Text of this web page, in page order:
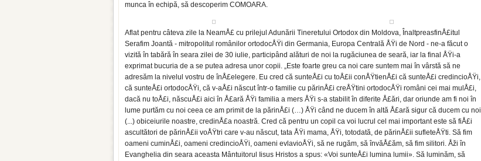
munca în echipă, să descoperim COMOARA.
Aflat pentru câteva zile la NeamÅ£ cu prilejul Adunării Tineretului Ortodox din Moldova, ÎnaltpreasfinÅ£itul
Serafim Joantă - mitropolitul românilor ortodocÅŸi din Germania, Europa Centrală ÅŸi de Nord - ne-a făcut o
vizită în tabără în seara zilei de 30 iulie, participând alături de noi la rugăciunea de seară, iar la final ÅŸi-a
exprimat bucuria de a se putea adresa unor copii. „Este foarte greu ca noi care suntem mai în vârstă să ne
adresăm la nivelul vostru de înÅ£elegere. Eu cred că sunteÅ£i cu toÅ£ii conÅŸtienÅ£i că sunteÅ£i credincioÅŸi,
că sunteÅ£i ortodocÅŸi, că v-aÅ£i născut într-o familie cu părinÅ£i creÅŸtini ortodocÅŸi români cei mai mulÅ£i,
dacă nu toÅ£i, născuÅ£i aici în Å£ară ÅŸi familia a mers ÅŸi s-a stabilit în diferite Å£ări, dar oriunde am fi noi în
lume purtăm cu noi ceea ce am primit de la părinÅ£i (…) ÅŸi când ne ducem în altă Å£ară sigur că ducem cu noi
(...) obiceiurile noastre, credinÅ£a noastră. Cred că pentru un copil ca voi lucrul cel mai important este să fiÅ£i
ascultători de părinÅ£ii voÅŸtri care v-au născut, tata ÅŸi mama, ÅŸi, totodată, de părinÅ£ii sufleteÅŸti. Să fim
oameni cuminÅ£i, oameni credincioÅŸi, oameni evlavioÅŸi, să ne rugăm, să învăÅ£ăm, să fim silitori. Åži în
Evanghelia din seara aceasta Mântuitorul Iisus Hristos a spus: «Voi sunteÅ£i lumina lumii». Să luminăm, să